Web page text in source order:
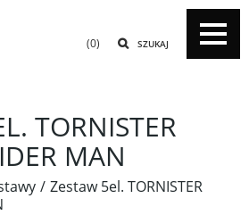
SZUKAJ
(0)
TORNISTER
MAN
Zestaw 5el. TORNISTER